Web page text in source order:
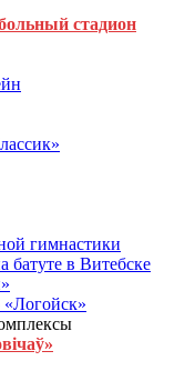
стадион
гимнастики
в Витебске